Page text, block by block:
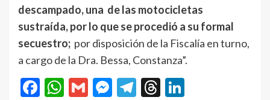
descampado, una de las motocicletas
sustraída, por lo que se procedió a su formal
secuestro; por disposición de la Fiscalía en turno,
a cargo de la Dra. Bessa, Constanza”.
Facebook
WhatsApp
GmailMessenger
Telegram
Threads